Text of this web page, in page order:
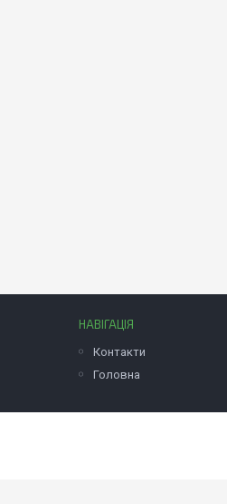
НАВІГАЦІЯ
Контакти
Головна